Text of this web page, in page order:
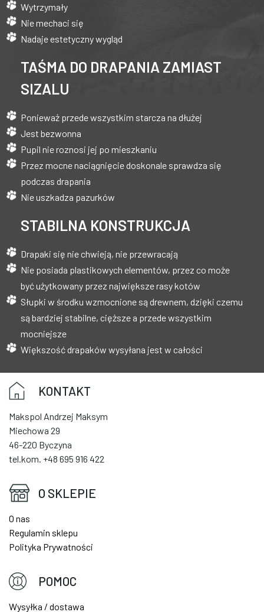
Wytrzymały
Nie mechaci się
Nadaje estetyczny wygląd
TAŚMA DO DRAPANIA ZAMIAST
SIZALU
Ponieważ przede wszystkim starcza na dłużej
Jest bezwonna
Pupil nie roznosi jej po mieszkaniu
Przez mocne naciągnięcie doskonale sprawdza się
podczas drapania
Nie uszkadza pazurków
STABILNA KONSTRUKCJA
Drapaki się nie chwieją, nie przewracają
Nie posiada plastikowych elementów, przez co może
być użytkowany przez największe rasy kotów
Słupki w środku wzmocnione są drewnem, dzięki czemu
są bardziej stabilne, cięższe a przede wszystkim
mocniejsze
Większość drapaków wysyłana jest w całości
KONTAKT
Makspol Andrzej Maksym
Miechowa 29
46-220 Byczyna
tel.kom. +48 695 916 422
O SKLEPIE
O nas
Regulamin sklepu
Polityka Prywatności
POMOC
Wysyłka / dostawa